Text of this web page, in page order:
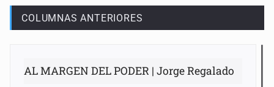
COLUMNAS ANTERIORES
AL MARGEN DEL PODER | Jorge Regalado